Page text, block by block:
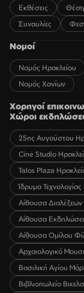
Εκθέσεις
Συναυλίες
Νομοί
Νομός Ηρακλείου
Νομός Χανίων
Χορηγοί
Χώροι
25ης Αυγούστου
Cine Studio
Talos Plaza
Ίδρυμα
Αίθουσα
Αίθουσα
Αίθουσα Ομίλου
Αρχαιολογικό
Βασιλική Αγίου
Βιβλιοπωλείο